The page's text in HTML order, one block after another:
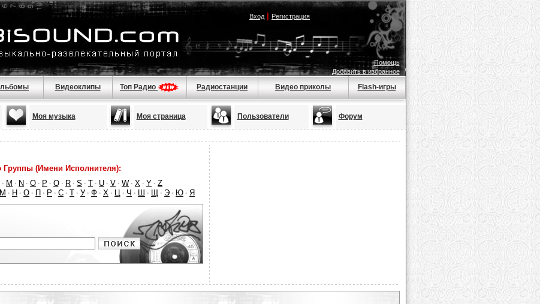
Вход| Регистрация
Помощь
Добавить в избранное
Видеоклипы Топ Радио Радиостанции Видео приколы Flash-игры
Моя музыка Моя страница Пользователи Форум
(Имени Исполнителя):
· M · N · O · P · Q · R · S · T · U · V · W · X · Y · Z
М · Н · О · П · Р · С · Т · У · Ф · Х · Ц · Ч · Ш · Щ · Э · Ю · Я